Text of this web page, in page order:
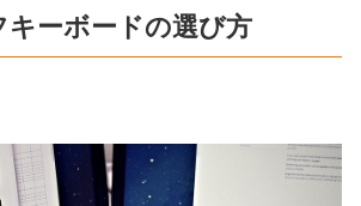
ーボードの選び方